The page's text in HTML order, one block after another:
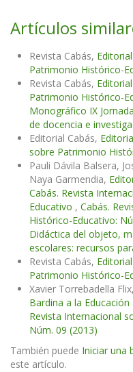
Artículos
Revista Cabás, Editorial
Patrimonio Histórico-
Revista Cabás, Editorial
Patrimonio Histórico-
Monográfico IX
de docencia e
Editorial Cabás,
sobre Patrimonio
Pauli Dávila Balsera,
Naya Garmendia,
Cabás. Revista
Educativo , Cabás.
Histórico-Educativo:
Didáctica del objeto,
escolares: recursos
Revista Cabás, Editorial
Patrimonio Histórico-
Xavier Torrebadella Flix,
Bardina a la
Revista Internacional
Núm. 09 (2013)
También puede Iniciar una
este artículo.